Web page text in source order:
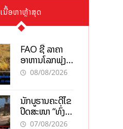
ເນື້ອຫາຫຼ້າສຸດ
FAO ຊີ້ ລາຄາ
ອາຫານໂລກພຸ່ງ
ສູງສຸດໃນຮອບ 3
ສົງຄາມ, El
nino
08/08/2026
ນັກບູຮານຄະດີໄຂ
ປິດສະໜາ “ທົ່ງ
ໄຫຫີນ” ຫຼັງພົບ
07/08/2026